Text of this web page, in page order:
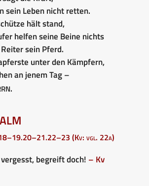
sein Leben nicht retten.
hält stand,
helfen seine Beine nichts
sein Pferd.
unter den Kämpfern,
an jenem Tag –
.
(Kv: vgl. 22a)
begreift doch! – Kv